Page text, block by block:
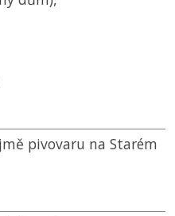
pivovaru na Starém